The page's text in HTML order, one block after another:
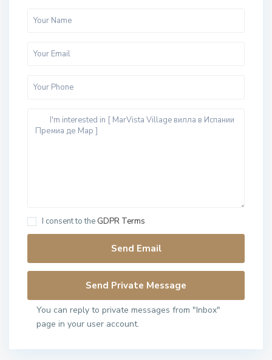
I consent to the GDPR Terms
You can reply to private messages from "Inbox"
page in your user account.